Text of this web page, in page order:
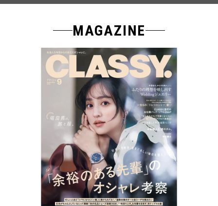
MAGAZINE